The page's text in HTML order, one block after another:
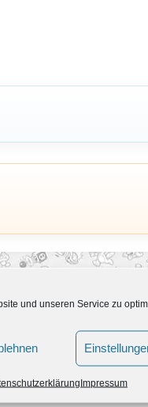
und unseren Service zu
Impressum
Zeitraum Mario Kart 8